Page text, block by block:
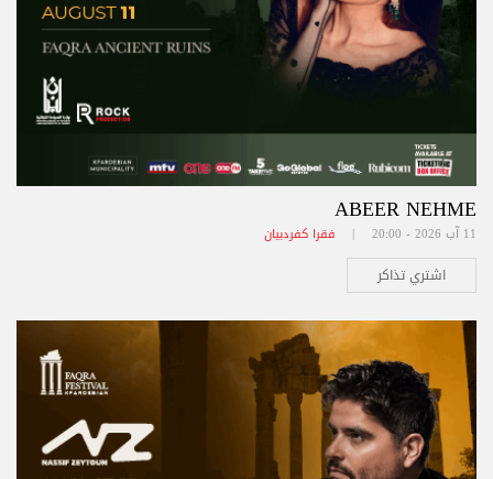
ABEER NEHME
11 آب 2026 - 20:00 | فقرا كفردبيان
اشتري تذاكر